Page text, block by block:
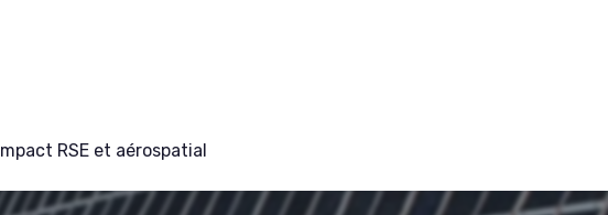
Impact RSE et aérospatial